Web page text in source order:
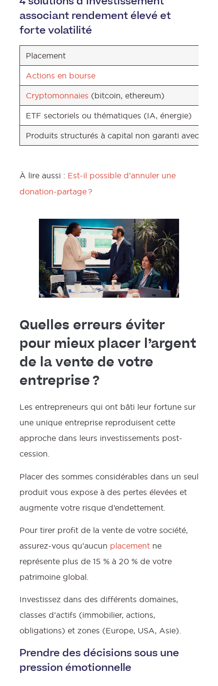
associant rendement élevé et
forte volatilité
Placement
Actions en bourse
Cryptomonnaies (bitcoin, ethereum)
ETF sectoriels ou thématiques (IA, énergie)
Produits structurés à capital non garanti avec un
À lire aussi : Est-il possible d’annuler une
donation-partage ?
Quelles erreurs éviter
pour mieux placer l’argent
de la vente de votre
entreprise ?
Les entrepreneurs qui ont bâti leur fortune sur
une unique entreprise reproduisent cette
approche dans leurs investissements post-
cession.
Placer des sommes considérables dans un seul
produit vous expose à des pertes élevées et
augmente votre risque d’endettement.
Pour tirer profit de la vente de votre société,
assurez-vous qu’aucun placement ne
représente plus de 15 % à 20 % de votre
patrimoine global.
Investissez dans des différents domaines,
classes d’actifs (immobilier, actions,
obligations) et zones (Europe, USA, Asie).
Prendre des décisions sous une
pression émotionnelle